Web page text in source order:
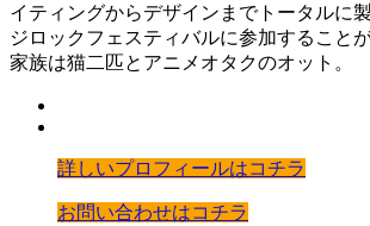
イティングからデザインまでトータルに
ジロックフェスティバルに参加すること
家族は猫二匹とアニメオタクのオット。
詳しいプロフィールはコチラ
お問い合わせはコチラ